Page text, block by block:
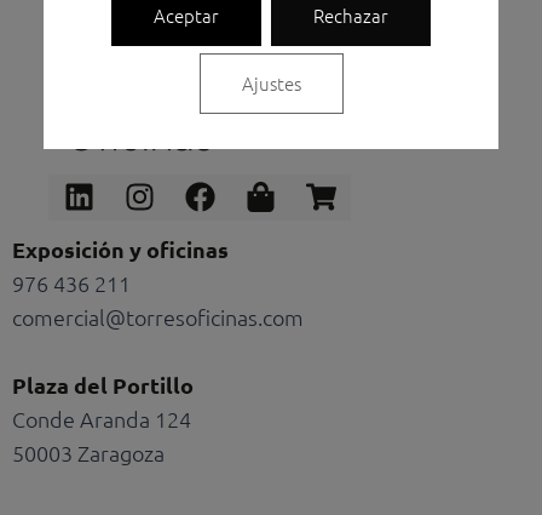
LinkedinInstagram
Facebook
Shopping-
bag
Shopping-
cart
Exposición y oficinas
976 436 211
comercial@torresoficinas.com
Plaza del Portillo
Conde Aranda 124
50003 Zaragoza
Aceptar Rechazar
Ajustes